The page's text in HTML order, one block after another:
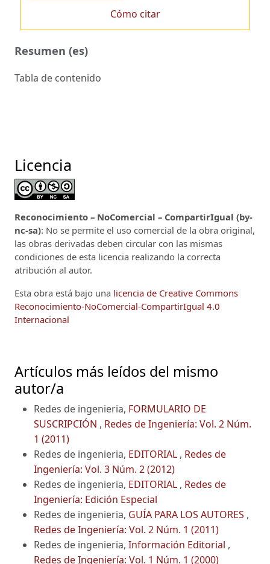
Cómo citar
Resumen (es)
Tabla de contenido
Licencia
Reconocimiento – NoComercial – CompartirIgual (by-
nc-sa): No se permite el uso comercial de la obra original,
las obras derivadas deben circular con las mismas
condiciones de esta licencia realizando la correcta
atribución al autor.
Esta obra está bajo una licencia de Creative Commons
Reconocimiento-NoComercial-CompartirIgual 4.0
Internacional
Artículos más leídos del mismo
autor/a
Redes de ingenieria, FORMULARIO DE
SUSCRIPCIÓN , Redes de Ingeniería: Vol. 2 Núm.
1 (2011)
Redes de ingenieria, EDITORIAL , Redes de
Ingeniería: Vol. 3 Núm. 2 (2012)
Redes de ingenieria, EDITORIAL , Redes de
Ingeniería: Edición Especial
Redes de ingenieria, GUÍA PARA LOS AUTORES ,
Redes de Ingeniería: Vol. 2 Núm. 1 (2011)
Redes de ingenieria, Información Editorial ,
Redes de Ingeniería: Vol. 1 Núm. 1 (2000)